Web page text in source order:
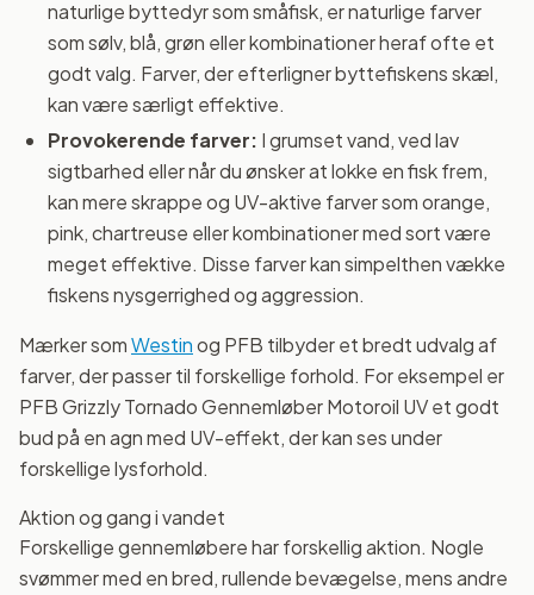
naturlige byttedyr som småfisk, er naturlige farver
som sølv, blå, grøn eller kombinationer heraf ofte et
godt valg. Farver, der efterligner byttefiskens skæl,
kan være særligt effektive.
Provokerende farver: I grumset vand, ved lav
sigtbarhed eller når du ønsker at lokke en fisk frem,
kan mere skrappe og UV-aktive farver som orange,
pink, chartreuse eller kombinationer med sort være
meget effektive. Disse farver kan simpelthen vække
fiskens nysgerrighed og aggression.
Mærker somWestinog PFB tilbyder et bredt udvalg af
farver, der passer til forskellige forhold. For eksempel er
PFB Grizzly Tornado Gennemløber Motoroil UV et godt
bud på en agn med UV-effekt, der kan ses under
forskellige lysforhold.
Aktion og gang i vandet
Forskellige gennemløbere har forskellig aktion. Nogle
svømmer med en bred, rullende bevægelse, mens andre